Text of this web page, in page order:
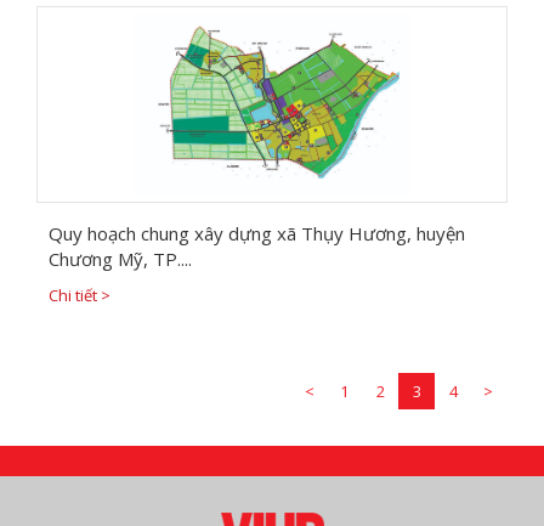
Quy hoạch chung xây dựng xã Thụy Hương, huyện
Chương Mỹ, TP....
Chi tiết >
< 1 2 3 4 >